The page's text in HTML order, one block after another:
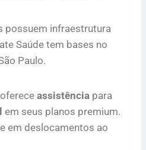
possuem infraestrutura
Saúde tem bases no
Paulo.
oferece assistência para
em seus planos premium.
em deslocamentos ao